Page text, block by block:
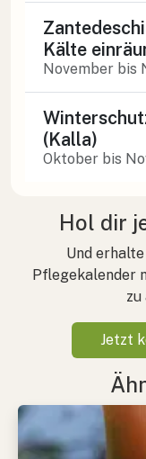
Kälte
November bis
(Kalla)
Oktober bis
Hol dir
Und
Pflegekalender
zu
Jetzt